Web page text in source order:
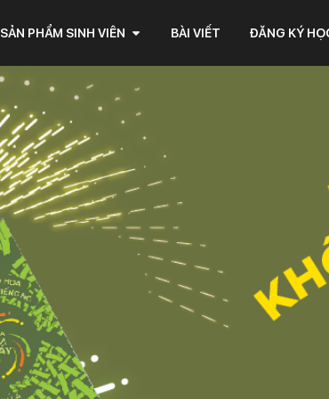
SẢN PHẨM SINH VIÊN BÀI VIẾT ĐĂNG KÝ